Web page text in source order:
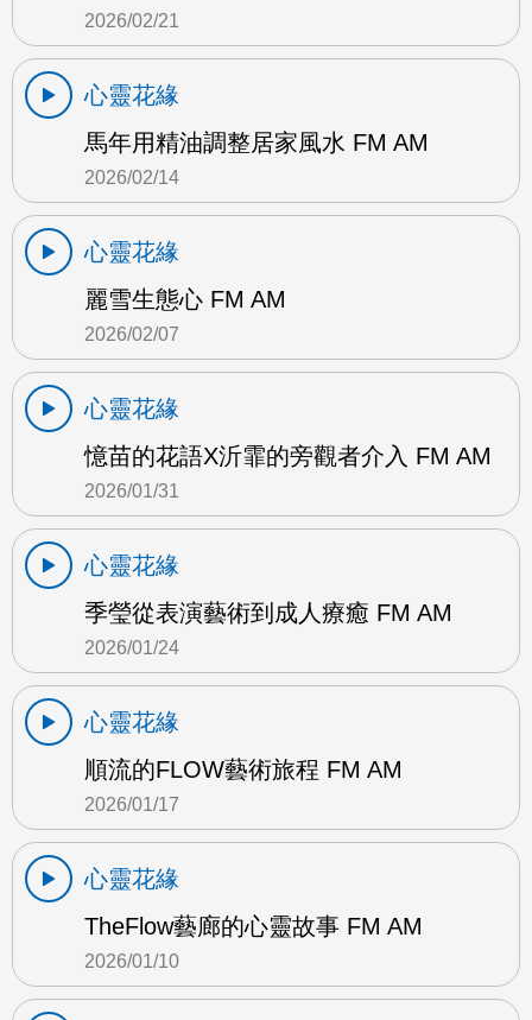
2026/02/21
心靈花緣
馬年用精油調整居家風水 FM AM
2026/02/14
心靈花緣
麗雪生態心 FM AM
2026/02/07
心靈花緣
憶苗的花語X沂霏的旁觀者介入 FM AM
2026/01/31
心靈花緣
季瑩從表演藝術到成人療癒 FM AM
2026/01/24
心靈花緣
順流的FLOW藝術旅程 FM AM
2026/01/17
心靈花緣
TheFlow藝廊的心靈故事 FM AM
2026/01/10